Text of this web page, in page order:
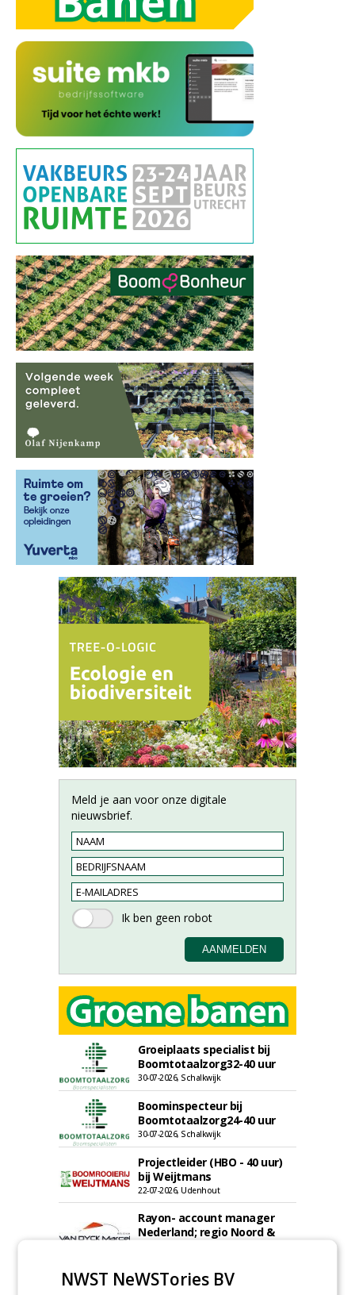
Meld je aan voor onze digitale
nieuwsbrief.
Groeiplaats specialist bij
Boomtotaalzorg32-40 uur
30-07-2026, Schalkwijk
Boominspecteur bij
Boomtotaalzorg24-40 uur
30-07-2026, Schalkwijk
Projectleider (HBO - 40 uur)
bij Weijtmans
22-07-2026, Udenhout
Rayon- account manager
Nederland; regio Noord &
Boomrooier / boomverzorger
NWST NeWSTories BV